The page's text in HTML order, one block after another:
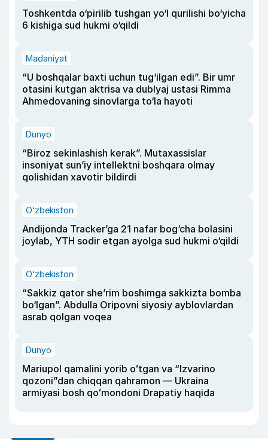
Toshkentda o‘pirilib tushgan yo‘l qurilishi bo‘yicha
6 kishiga sud hukmi o‘qildi
Madaniyat
“U boshqalar baxti uchun tug‘ilgan edi”. Bir umr
otasini kutgan aktrisa va dublyaj ustasi Rimma
Ahmedovaning sinovlarga to‘la hayoti
Dunyo
“Biroz sekinlashish kerak”. Mutaxassislar
insoniyat sun’iy intellektni boshqara olmay
qolishidan xavotir bildirdi
O‘zbekiston
Andijonda Tracker’ga 21 nafar bog‘cha bolasini
joylab, YTH sodir etgan ayolga sud hukmi o‘qildi
O‘zbekiston
“Sakkiz qator she’rim boshimga sakkizta bomba
bo‘lgan”. Abdulla Oripovni siyosiy ayblovlardan
asrab qolgan voqea
Dunyo
Mariupol qamalini yorib oʻtgan va “Izvarino
qozoni”dan chiqqan qahramon — Ukraina
armiyasi bosh qoʻmondoni Drapatiy haqida